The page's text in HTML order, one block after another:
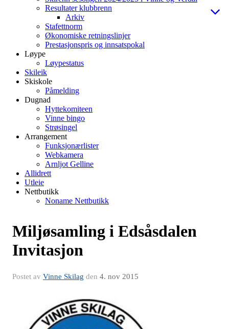
Resultater klubbrenn
Arkiv
Stafettnorm
Økonomiske retningslinjer
Prestasjonspris og innsatspokal
Løype
Løypestatus
Skileik
Skiskole
Påmelding
Dugnad
Hyttekomiteen
Vinne bingo
Strøsingel
Arrangement
Funksjonærlister
Webkamera
Arnljot Gelline
Allidrett
Utleie
Nettbutikk
Noname Nettbutikk
Miljøsamling i Edsåsdalen
Invitasjon
Postet av Vinne Skilag den 4. nov 2015